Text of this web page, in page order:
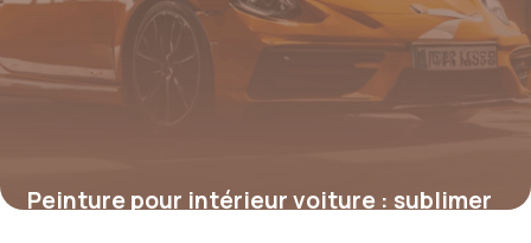
Peinture pour intérieur voiture : sublimer